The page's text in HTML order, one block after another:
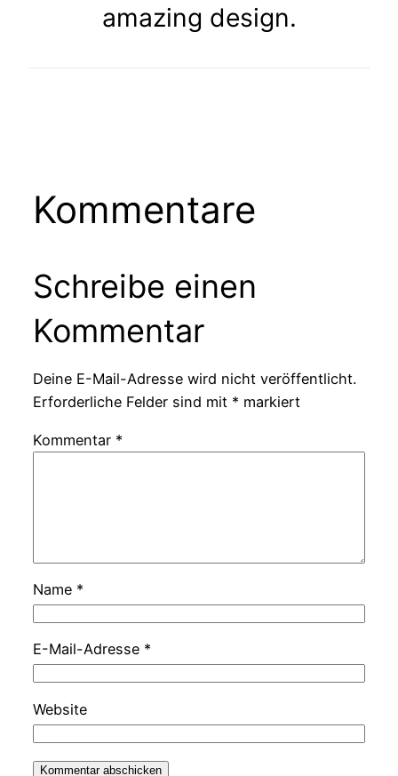
amazing design.
Kommentare
Schreibe einen
Kommentar
Deine E-Mail-Adresse wird nicht veröffentlicht.
Erforderliche Felder sind mit * markiert
Kommentar *
Name *
E-Mail-Adresse *
Website